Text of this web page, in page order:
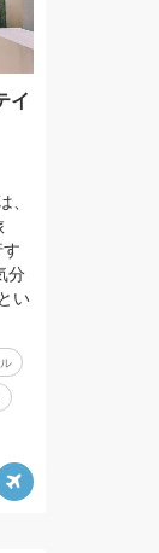
イ
分
い